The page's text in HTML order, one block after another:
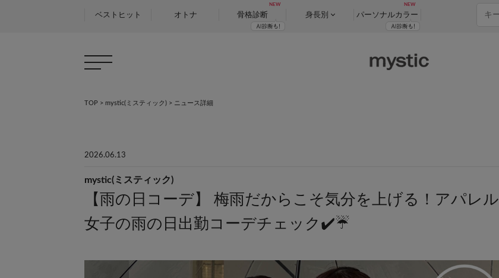
ベストヒット オトナ 骨格診断 身長別 パーソナルカラー
TOP > mystic(ミスティック) > ニュース詳細
2026.06.13
mystic(ミスティック)
【雨の日コーデ】 梅雨だからこそ気分を上げる！アパレル
女子の雨の日出勤コーデチェック✔️☔️